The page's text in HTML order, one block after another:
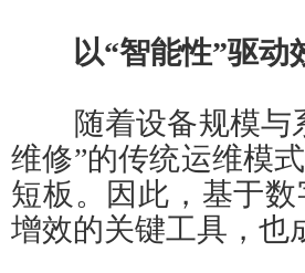
以“智能性”驱动
随着设备规模与系
维修”的传统运维模
短板。因此，基于
增效的关键工具，也